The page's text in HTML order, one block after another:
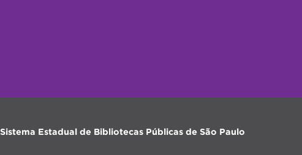
Sistema Estadual de Bibliotecas Públicas de São Paulo